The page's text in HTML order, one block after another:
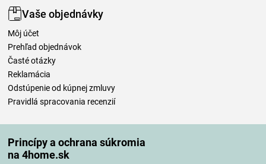
Princípy a ochrana súkromia
na 4home.sk
Vaše objednávky
Môj účet
Prehľad objednávok
Časté otázky
Reklamácia
Odstúpenie od kúpnej zmluvy
Pravidlá spracovania recenzií